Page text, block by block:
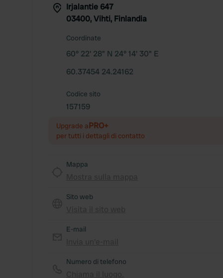
Irjalantie 647
03400, Vihti, Finlandia
Coordinate
60° 22' 28" N 24° 14' 30" E
60.37454 24.24162
Codice sito
157159
Upgrade aPRO+
per tutti i dettagli di contatto
Mappa
Sito web
E-mail
Numero di telefono